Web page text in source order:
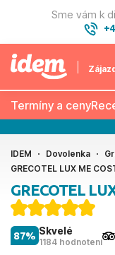
Sme vám k
Termíny a ceny
IDEM Dovolenka
GRECOTEL LUX ME
GRECOTEL
Skvelé
1184 hodnotení
87%